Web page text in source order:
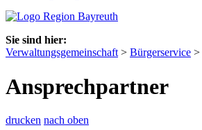
Sie sind hier:
Verwaltungsgemeinschaft > Bürgerservice >
Ansprechpartner
drucken nach oben